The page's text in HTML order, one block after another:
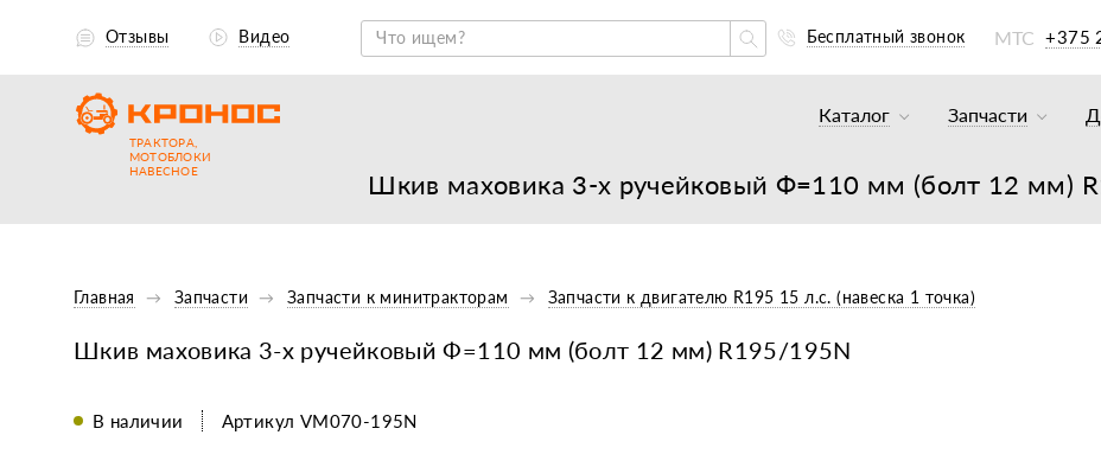
Шкив маховика 3-х ручейковый Ф=110 мм (болт 12 мм)
Отзывы Видео Бесплатный звонок МТС +375
ТРАКТОРА,
МОТОБЛОКИ
НАВЕСНОЕ
Каталог
Грузовики
Мотоблоки
Запчасти
К
К
Главная Запчасти Запчасти к минитракторам Запчасти к двигателю R195 15 л.с. (навеска 1 точка)
Шкив маховика 3-х ручейковый Ф=110 мм (болт 12 мм) R195/195N
В наличии Артикул VM070-195N